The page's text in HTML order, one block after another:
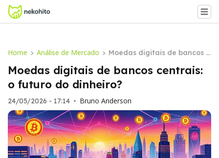
Home > Análise de Mercado > Moedas digitais de bancos c
entrais: o futuro do dinheiro?
Moedas digitais de bancos centrais:
o futuro do dinheiro?
24/05/2026 - 17:14 • Bruno Anderson